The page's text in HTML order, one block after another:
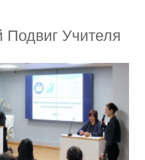
Учителя